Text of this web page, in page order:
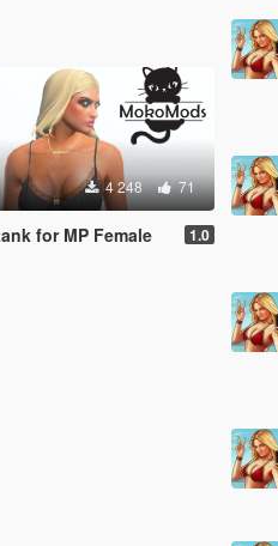
4 248 71
for MP Female 1.0